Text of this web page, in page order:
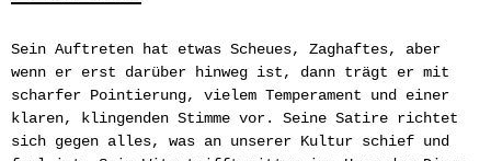
Sein Auftreten hat etwas Scheues, Zaghaftes, aber
wenn er erst darüber hinweg ist, dann trägt er mit
scharfer Pointierung, vielem Temperament und einer
klaren, klingenden Stimme vor. Seine Satire richtet
sich gegen alles, was an unserer Kultur schief und